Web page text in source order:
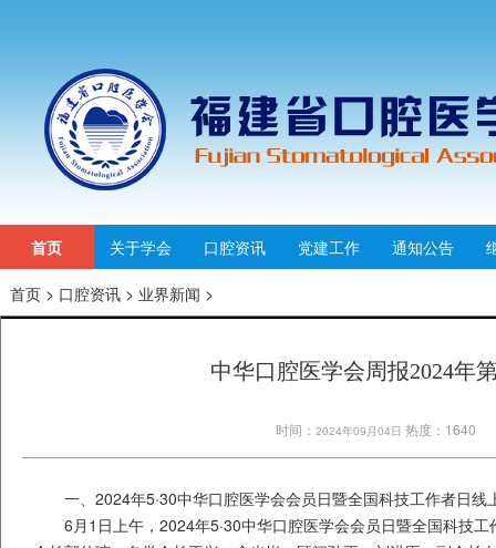
首页 关于学会 口腔资讯 党建工作 通知公告
首页 > 口腔资讯 > 业界新闻 >
中华口腔医学会周报2024年
时间：2024年09月04日 热度：1640
一、2024年5·30中华口腔医学会会员日暨全国科技工作者日线
6月1日上午，2024年5·30中华口腔医学会会员日暨全国科技